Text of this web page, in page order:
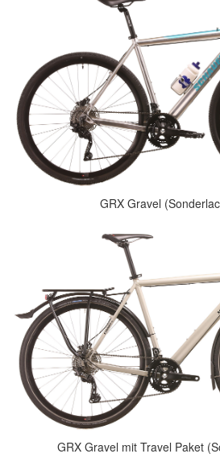
GRX Gravel
GRX Gravel mit Travel Paket